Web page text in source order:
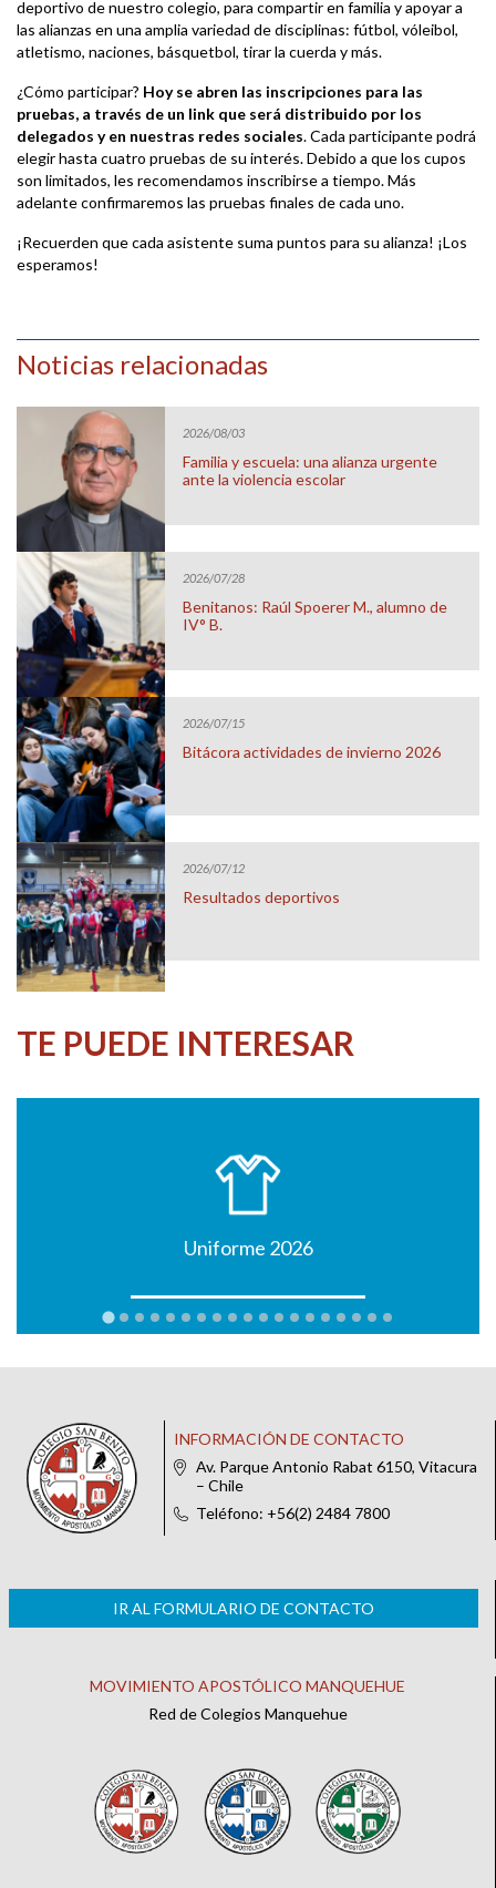
deportivo de nuestro colegio, para compartir en familia y apoyar a
las alianzas en una amplia variedad de disciplinas: fútbol, vóleibol,
atletismo, naciones, básquetbol, tirar la cuerda y más.
¿Cómo participar? Hoy se abren las inscripciones para las
pruebas, a través de un link que será distribuido por los
delegados y en nuestras redes sociales. Cada participante podrá
elegir hasta cuatro pruebas de su interés. Debido a que los cupos
son limitados, les recomendamos inscribirse a tiempo. Más
adelante confirmaremos las pruebas finales de cada uno.
¡Recuerden que cada asistente suma puntos para su alianza! ¡Los
esperamos!
Noticias relacionadas
2026/08/03
Familia y escuela: una alianza urgente
ante la violencia escolar
2026/07/28
Benitanos: Raúl Spoerer M., alumno de
IV° B.
2026/07/15
Bitácora actividades de invierno 2026
2026/07/12
Resultados deportivos
TE PUEDE INTERESAR
Uniforme 2026
INFORMACIÓN DE CONTACTO
Av. Parque Antonio Rabat 6150, Vitacura
– Chile
Teléfono: +56(2) 2484 7800
IR AL FORMULARIO DE CONTACTO
MOVIMIENTO APOSTÓLICO MANQUEHUE
Red de Colegios Manquehue